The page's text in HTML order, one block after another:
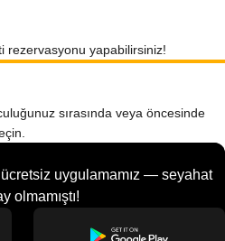
rezervasyonu yapabilirsiniz!
sırasında veya öncesinde
uygulamamız — seyahat
olmamıştı!